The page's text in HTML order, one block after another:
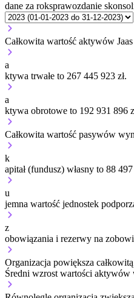
dane za roksprawozdanie
Całkowita wartość aktywów
a
ktywa trwałe to 267 445 923 zł.
a
ktywa obrotowe to 192 931 896
Całkowita wartość pasywów
k
apitał (fundusz) własny to 88 497
u
jemna wartość jednostek
z
obowiązania i rezerwy na
Organizacja powiększa
Średni wzrost wartości aktywów